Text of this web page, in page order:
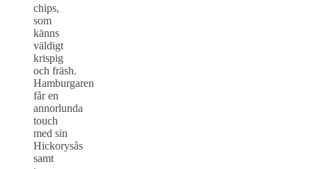
chips,
som
känns
väldigt
krispig
och fräsh.
Hamburgaren
får en
annorlunda
touch
med sin
Hickorysås
samt